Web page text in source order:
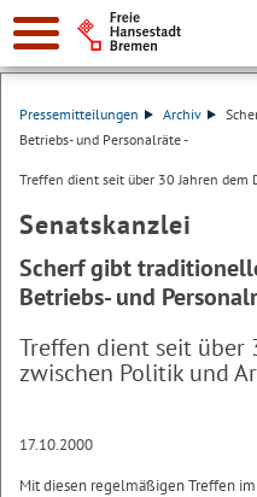
Suche:
Pressemitteilungen Archiv
Betriebs- und Personalräte -
Treffen dient seit über 30 Jahren
Senatskanzlei
Scherf gibt
Betriebs- und
Treffen dient seit über
zwischen Politik und
17.10.2000
Mit diesen regelmäßigen Treffen